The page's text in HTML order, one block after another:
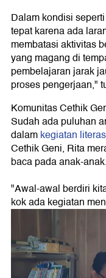
Dalam kondisi
tepat karena ada
membatasi aktivitas
yang magang di
pembelajaran jarak
proses pengerjaan,"
Komunitas Cethik
Sudah ada puluhan
dalamkegiatan
Cethik Geni, Rita
baca pada anak-anak.
"Awal-awal berdiri
kok ada kegiatan